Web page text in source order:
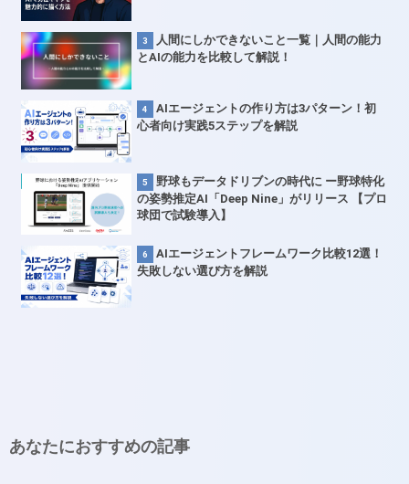
人間にしかできないこと一覧｜人間の能力
とAIの能力を比較して解説！
AIエージェントの作り方は3パターン！初
心者向け実践5ステップを解説
野球もデータドリブンの時代に ー野球特化
の姿勢推定AI「Deep Nine」がリリース 【プロ
球団で試験導入】
AIエージェントフレームワーク比較12選！
失敗しない選び方を解説
あなたにおすすめの記事